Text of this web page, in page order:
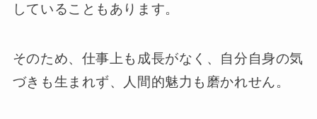
していることもあります。
そのため、仕事上も成長がなく、自分自身の気
づきも生まれず、人間的魅力も磨かれせん。